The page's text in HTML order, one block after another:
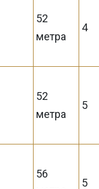
52
метра
4
52
метра
5
56
5